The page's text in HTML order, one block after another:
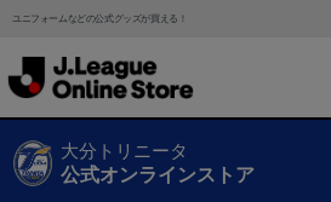
ユニフォームなどの公式グッズが買える！
大分トリニータ
公式オンラインストア